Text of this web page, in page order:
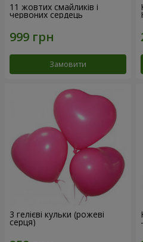
11 жовтих смайликів і
червоних сердець
Замовити
3 гелієві кульки (рожеві
серця)